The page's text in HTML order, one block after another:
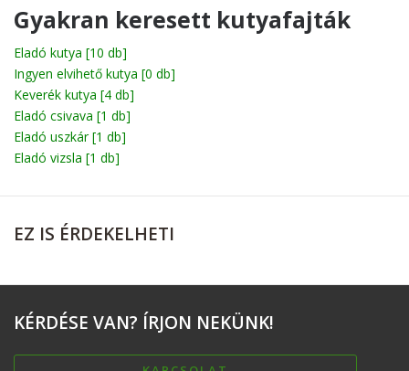
Basenji
Beagle
Bichon
Billy
Bolognese
Boxer
Cane corso
Catahoula leopárdkutya
Gyakran keresett kutyafajták
Eladó kutya [10 db]
Ingyen elvihető kutya [0 db]
Keverék kutya [4 db]
Eladó csivava [1 db]
Eladó uszkár[1 db]
Eladó vizsla [1 db]
EZ IS ÉRDEKELHETI
KÉRDÉSE VAN? ÍRJON NEKÜNK!